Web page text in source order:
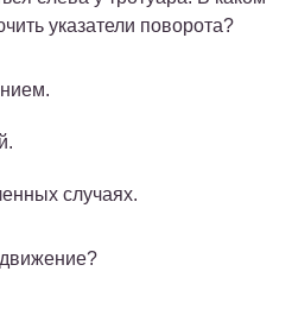
указатели поворота?
случаях.